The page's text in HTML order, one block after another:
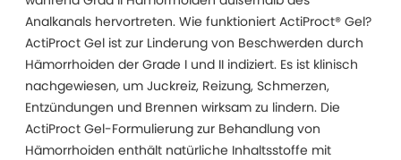
Analkanals hervortreten. Wie funktioniert ActiProct® Gel?
ActiProct Gel ist zur Linderung von Beschwerden durch
Hämorrhoiden der Grade I und II indiziert. Es ist klinisch
nachgewiesen, um Juckreiz, Reizung, Schmerzen,
Entzündungen und Brennen wirksam zu lindern. Die
ActiProct Gel-Formulierung zur Behandlung von
Hämorrhoiden enthält natürliche Inhaltsstoffe mit